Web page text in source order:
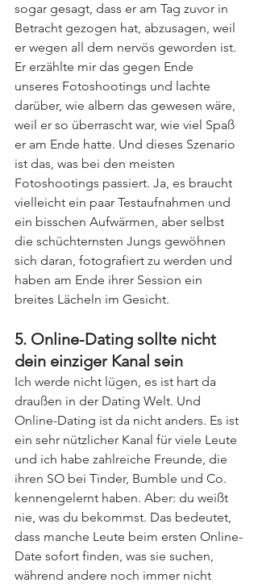
sogar gesagt, dass er am Tag zuvor in
Betracht gezogen hat, abzusagen, weil
er wegen all dem nervös geworden ist.
Er erzählte mir das gegen Ende
unseres Fotoshootings und lachte
darüber, wie albern das gewesen wäre,
weil er so überrascht war, wie viel Spaß
er am Ende hatte. Und dieses Szenario
ist das, was bei den meisten
Fotoshootings passiert. Ja, es braucht
vielleicht ein paar Testaufnahmen und
ein bisschen Aufwärmen, aber selbst
die schüchternsten Jungs gewöhnen
sich daran, fotografiert zu werden und
haben am Ende ihrer Session ein
breites Lächeln im Gesicht.
5. Online-Dating sollte nicht
dein einziger Kanal sein
Ich werde nicht lügen, es ist hart da
draußen in der Dating Welt. Und
Online-Dating ist da nicht anders. Es ist
ein sehr nützlicher Kanal für viele Leute
und ich habe zahlreiche Freunde, die
ihren SO bei Tinder, Bumble und Co.
kennengelernt haben. Aber: du weißt
nie, was du bekommst. Das bedeutet,
dass manche Leute beim ersten Online-
Date sofort finden, was sie suchen,
während andere noch immer nicht